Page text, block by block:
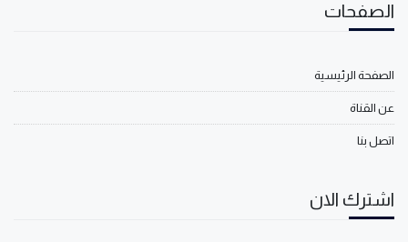
الصفحات
الصفحة الرئيسية
عن القناة
اتصل بنا
اشترك الان